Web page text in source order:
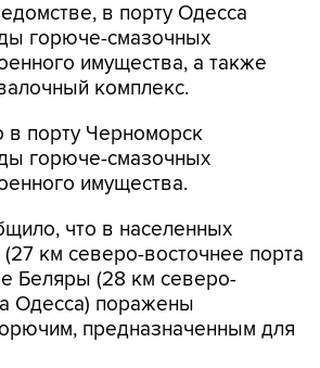
в порту Одесса
горюче-смазочных
имущества, а также
комплекс.
в порту Черноморск
горюче-смазочных
имущества.
что в населенных
км северо-восточнее порта
Беляры (28 км северо-
Одесса) поражены
предназначенным для